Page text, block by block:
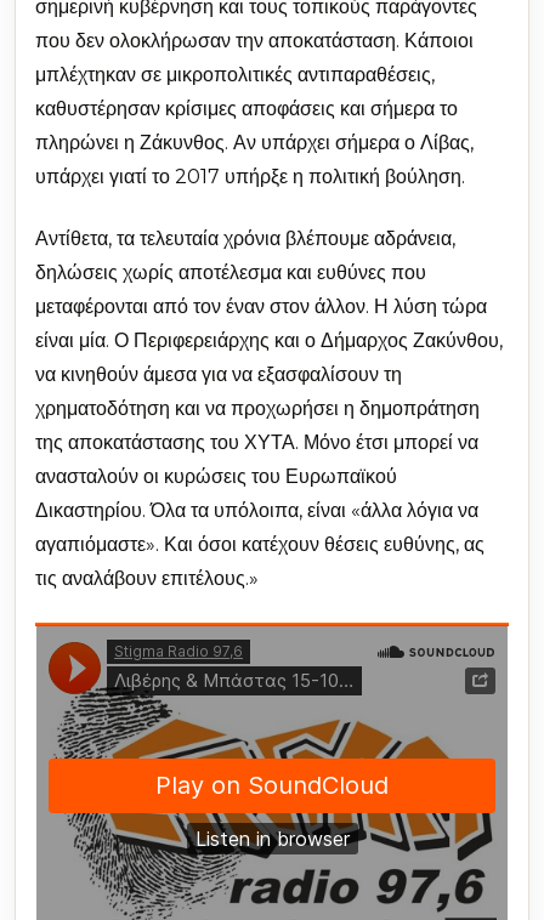
σημερινή κυβέρνηση και τους τοπικούς παράγοντες
που δεν ολοκλήρωσαν την αποκατάσταση. Κάποιοι
μπλέχτηκαν σε μικροπολιτικές αντιπαραθέσεις,
καθυστέρησαν κρίσιμες αποφάσεις και σήμερα το
πληρώνει η Ζάκυνθος. Αν υπάρχει σήμερα ο Λίβας,
υπάρχει γιατί το 2017 υπήρξε η πολιτική βούληση.
Αντίθετα, τα τελευταία χρόνια βλέπουμε αδράνεια,
δηλώσεις χωρίς αποτέλεσμα και ευθύνες που
μεταφέρονται από τον έναν στον άλλον. Η λύση τώρα
είναι μία. Ο Περιφερειάρχης και ο Δήμαρχος Ζακύνθου,
να κινηθούν άμεσα για να εξασφαλίσουν τη
χρηματοδότηση και να προχωρήσει η δημοπράτηση
της αποκατάστασης του ΧΥΤΑ. Μόνο έτσι μπορεί να
ανασταλούν οι κυρώσεις του Ευρωπαϊκού
Δικαστηρίου. Όλα τα υπόλοιπα, είναι «άλλα λόγια να
αγαπιόμαστε». Και όσοι κατέχουν θέσεις ευθύνης, ας
τις αναλάβουν επιτέλους.»